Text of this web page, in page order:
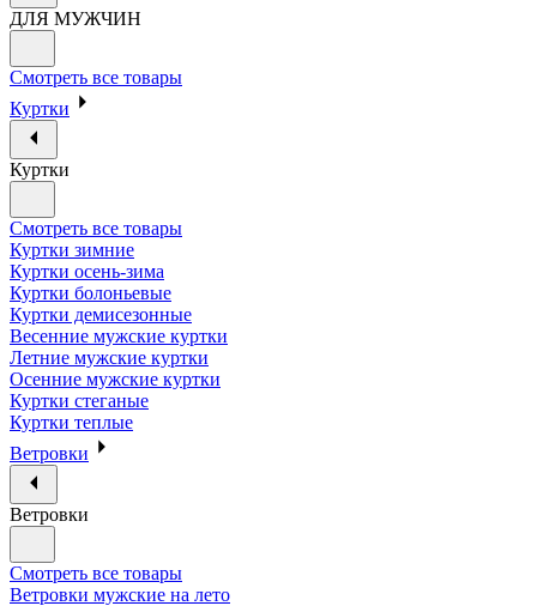
ДЛЯ МУЖЧИН
Смотреть все товары
Куртки
Куртки
Смотреть все товары
Куртки зимние
Куртки осень-зима
Куртки болоньевые
Куртки демисезонные
Весенние мужские куртки
Летние мужские куртки
Осенние мужские куртки
Куртки стеганые
Куртки теплые
Ветровки
Ветровки
Смотреть все товары
Ветровки мужские на лето